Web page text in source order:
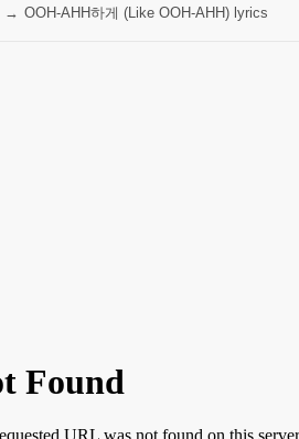
→ OOH-AHH하게 (Like OOH-AHH) lyrics